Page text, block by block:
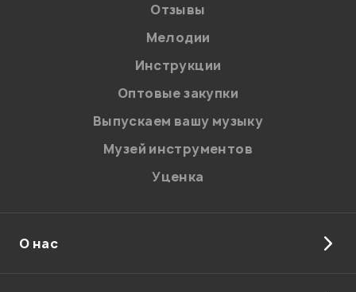
на обработку персональных данных в
Политикой в отношении обработки
персональных данных.
Введите проверочное число:
Отправить
Отзывы
Мелодии
Инструкции
Оптовые закупки
Выпускаем вашу музыку
Музей инструментов
Уценка
О нас